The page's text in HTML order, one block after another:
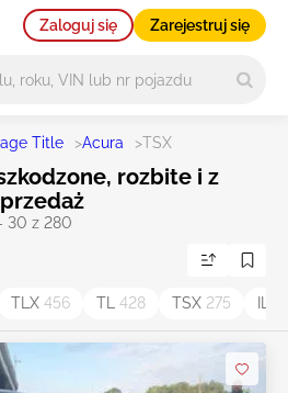
Zaloguj się Zarejestruj się
Title >Acura >TSX
rozbite i z
30 z 280
TLX 456 TL 428 TSX 275